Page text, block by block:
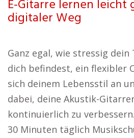
E-Gitarre lernen leicht
digitaler Weg
Ganz egal, wie stressig
dich befindest, ein flexibler
sich deinem Lebensstil an
dabei, deine Akustik-
kontinuierlich zu
30 Minuten täglich